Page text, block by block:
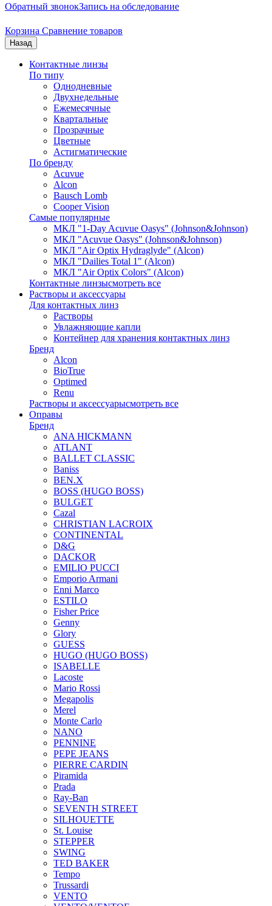
Обратный звонокЗапись на обследование
Корзина Сравнение товаров
Назад
Контактные линзы
По типу
Однодневные
Двухнедельные
Ежемесячные
Квартальные
Прозрачные
Цветные
Астигматические
По бренду
Acuvue
Alcon
Bausch Lomb
Cooper Vision
Самые популярные
МКЛ "1-Day Acuvue Oasys" (Johnson&Johnson)
МКЛ "Acuvue Oasys" (Johnson&Johnson)
МКЛ "Air Optix Hydraglyde" (Alcon)
МКЛ "Dailies Total 1" (Alcon)
МКЛ "Air Optix Colors" (Alcon)
Контактные линзысмотреть все
Растворы и аксессуары
Для контактных линз
Растворы
Увлажняющие капли
Контейнер для хранения контактных линз
Бренд
Alcon
BioTrue
Optimed
Renu
Растворы и аксессуарысмотреть все
Оправы
Бренд
ANA HICKMANN
ATLANT
BALLET CLASSIC
Baniss
BEN.X
BOSS (HUGO BOSS)
BULGET
Cazal
CHRISTIAN LACROIX
CONTINENTAL
D&G
DACKOR
EMILIO PUCCI
Emporio Armani
Enni Marco
ESTILO
Fisher Price
Genny
Glory
GUESS
HUGO (HUGO BOSS)
ISABELLE
Lacoste
Mario Rossi
Megapolis
Merel
Monte Carlo
NANO
PENNINE
PEPE JEANS
PIERRE CARDIN
Piramida
Prada
Ray-Ban
SEVENTH STREET
SILHOUETTE
St. Louise
STEPPER
SWING
TED BAKER
Tempo
Trussardi
VENTO